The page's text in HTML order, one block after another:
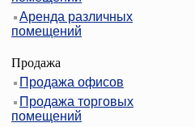
Аренда различных
помещений
Продажа
Продажа офисов
Продажа торговых
помещений